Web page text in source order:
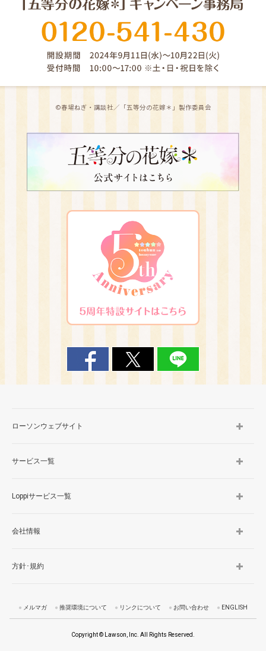
©春場ねぎ・講談社／「五等分の花嫁＊」製作委員会
ローソンウェブサイト
サービス一覧
Loppiサービス一覧
会社情報
方針･規約
メルマガ 推奨環境について リンクについて お問い合わせ ENGLISH
Copyright © Lawson, Inc. All Rights Reserved.